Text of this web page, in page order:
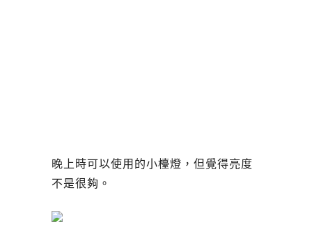
晚上時可以使用的小檯燈，但覺得亮度
不是很夠。